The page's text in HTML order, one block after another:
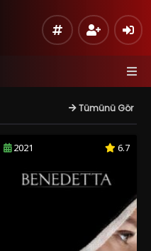
Tümünü Gör
2021 6.7